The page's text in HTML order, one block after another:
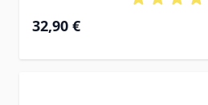
32,90 €